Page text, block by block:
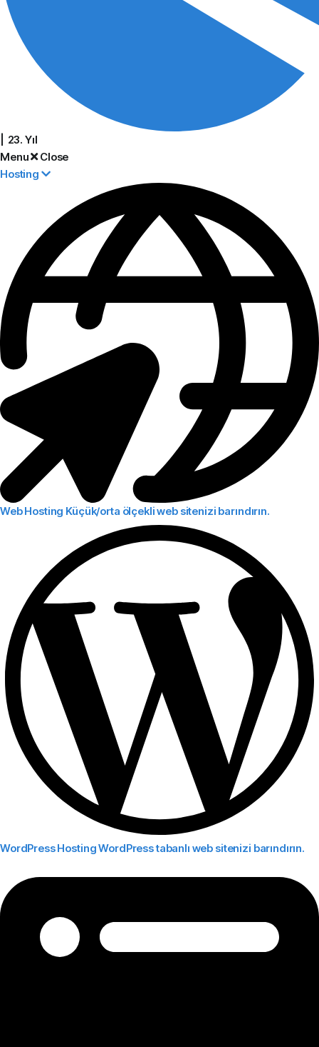
| 23. Yıl
Menu Close
Hosting
Web Hosting Küçük/orta ölçekli web sitenizi barındırın.
WordPress HostingWordPress tabanlı web sitenizi barındırın.